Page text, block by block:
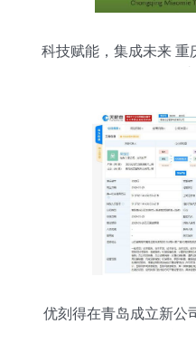
科技赋能，集成未来 重
优刻得在青岛成立新公